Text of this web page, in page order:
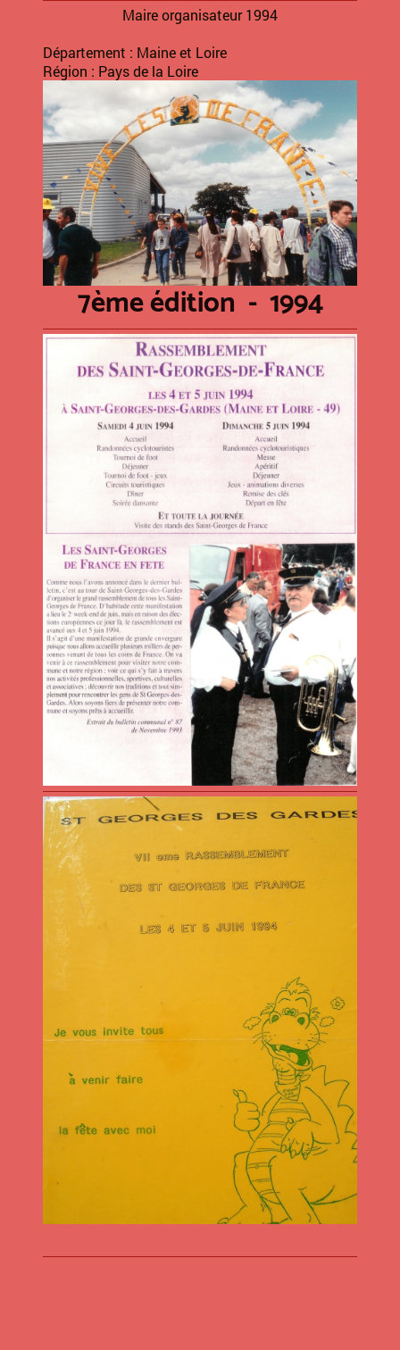
Maire organisateur 1994
Département : Maine et Loire
Région : Pays de la Loire
7ème édition - 1994